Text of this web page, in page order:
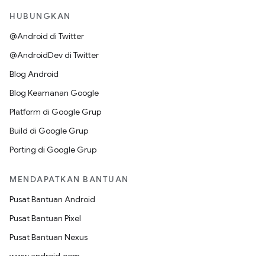
HUBUNGKAN
@Android di Twitter
@AndroidDev di Twitter
Blog Android
Blog Keamanan Google
Platform di Google Grup
Build di Google Grup
Porting di Google Grup
MENDAPATKAN BANTUAN
Pusat Bantuan Android
Pusat Bantuan Pixel
Pusat Bantuan Nexus